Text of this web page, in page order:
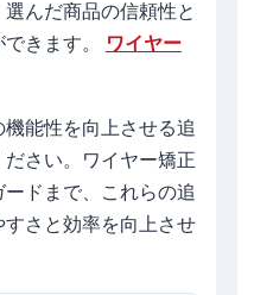
んだ商品の信頼性と
きます。
ワイヤー
能性を向上させる追
さい。ワイヤー矯正
ドまで、これらの追
さと効率を向上させ